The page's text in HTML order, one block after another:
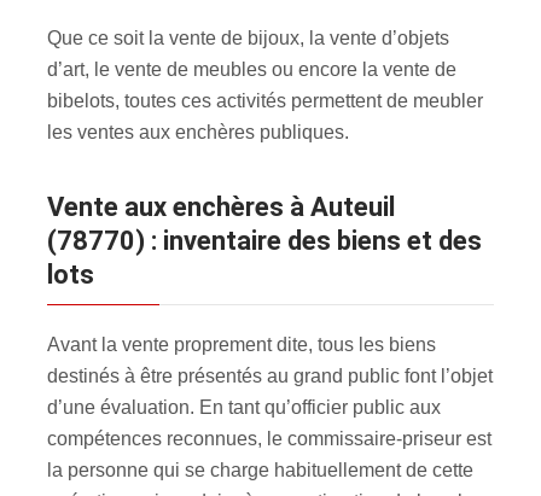
Que ce soit la vente de bijoux, la vente d’objets
d’art, le vente de meubles ou encore la vente de
bibelots, toutes ces activités permettent de meubler
les ventes aux enchères publiques.
Vente aux enchères à Auteuil
(78770) : inventaire des biens et des
lots
Avant la vente proprement dite, tous les biens
destinés à être présentés au grand public font l’objet
d’une évaluation. En tant qu’officier public aux
compétences reconnues, le commissaire-priseur est
la personne qui se charge habituellement de cette